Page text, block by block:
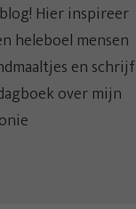
Hier inspireer
heleboel mensen
en schrijf
over mijn